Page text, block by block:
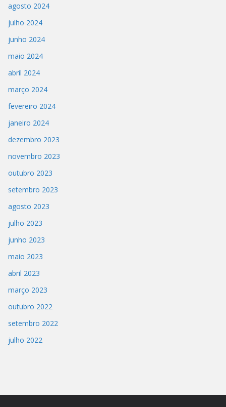
agosto 2024
julho 2024
junho 2024
maio 2024
abril 2024
março 2024
fevereiro 2024
janeiro 2024
dezembro 2023
novembro 2023
outubro 2023
setembro 2023
agosto 2023
julho 2023
junho 2023
maio 2023
abril 2023
março 2023
outubro 2022
setembro 2022
julho 2022